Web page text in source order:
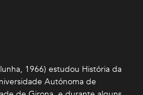
1966) estudou História da
Autónoma de